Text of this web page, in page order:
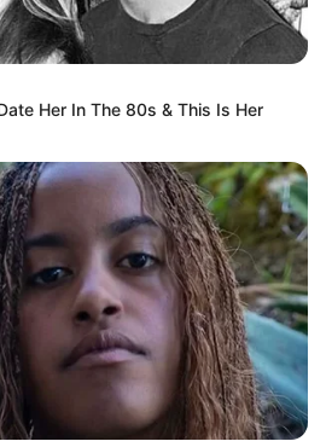
Her In The 80s & This Is Her